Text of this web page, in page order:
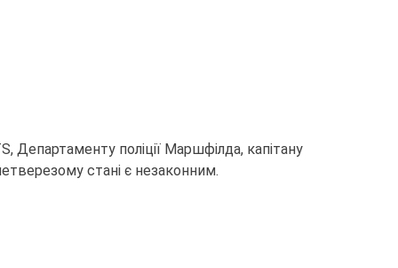
Департаменту поліції Маршфілда, капітану
стані є незаконним.